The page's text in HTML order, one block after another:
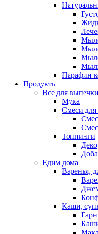
Парафин
Продукты
Все для выпечки
Мука
Смеси
Топпинги
Едим дома
Варенья,
Каши,